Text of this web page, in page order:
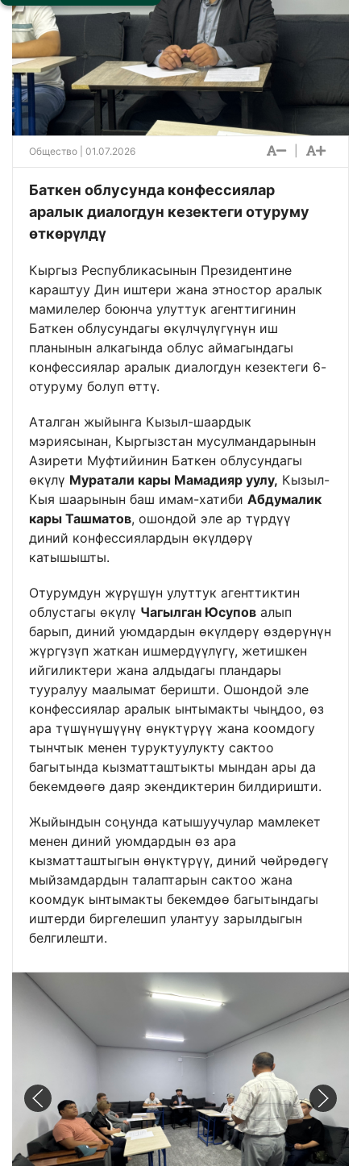
Общество | 01.07.2026
Баткен облусунда конфессиялар
аралык диалогдун кезектеги отуруму
өткөрүлдү
Кыргыз Республикасынын Президентине
караштуу Дин иштери жана этностор аралык
мамилелер боюнча улуттук агенттигинин
Баткен облусундагы өкүлчүлүгүнүн иш
планынын алкагында облус аймагындагы
конфессиялар аралык диалогдун кезектеги 6-
отуруму болуп өттү.
Аталган жыйынга Кызыл-шаардык
мэриясынан, Кыргызстан мусулмандарынын
Азирети Муфтийинин Баткен облусундагы
өкүлү Муратали кары Мамадияр уулу, Кызыл-
Кыя шаарынын баш имам-хатиби Абдумалик
кары Ташматов, ошондой эле ар түрдүү
диний конфессиялардын өкүлдөрү
катышышты.
Отурумдун жүрүшүн улуттук агенттиктин
облустагы өкүлү Чагылган Юсупов алып
барып, диний уюмдардын өкүлдөрү өздөрүнүн
жүргүзүп жаткан ишмердүүлүгү, жетишкен
ийгиликтери жана алдыдагы пландары
тууралуу маалымат беришти. Ошондой эле
конфессиялар аралык ынтымакты чыңдоо, өз
ара түшүнүшүүнү өнүктүрүү жана коомдогу
тынчтык менен туруктуулукту сактоо
багытында кызматташтыкты мындан ары да
бекемдөөгө даяр экендиктерин билдиришти.
Жыйындын соңунда катышуучулар мамлекет
менен диний уюмдардын өз ара
кызматташтыгын өнүктүрүү, диний чөйрөдөгү
мыйзамдардын талаптарын сактоо жана
коомдук ынтымакты бекемдөө багытындагы
иштерди биргелешип улантуу зарылдыгын
белгилешти.